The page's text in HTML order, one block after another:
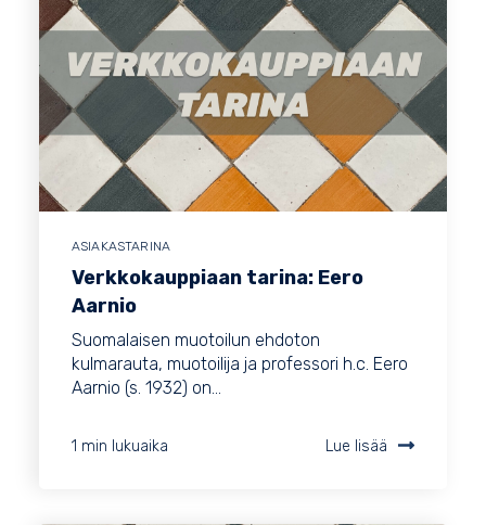
ASIAKASTARINA
Verkkokauppiaan tarina: Eero
Aarnio
Suomalaisen muotoilun ehdoton
kulmarauta, muotoilija ja professori h.c. Eero
Aarnio (s. 1932) on...
1 min lukuaika Lue lisää